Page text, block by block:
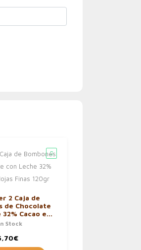
2 Caja de
de Chocolate
Cacao en
120gr
Stock
€